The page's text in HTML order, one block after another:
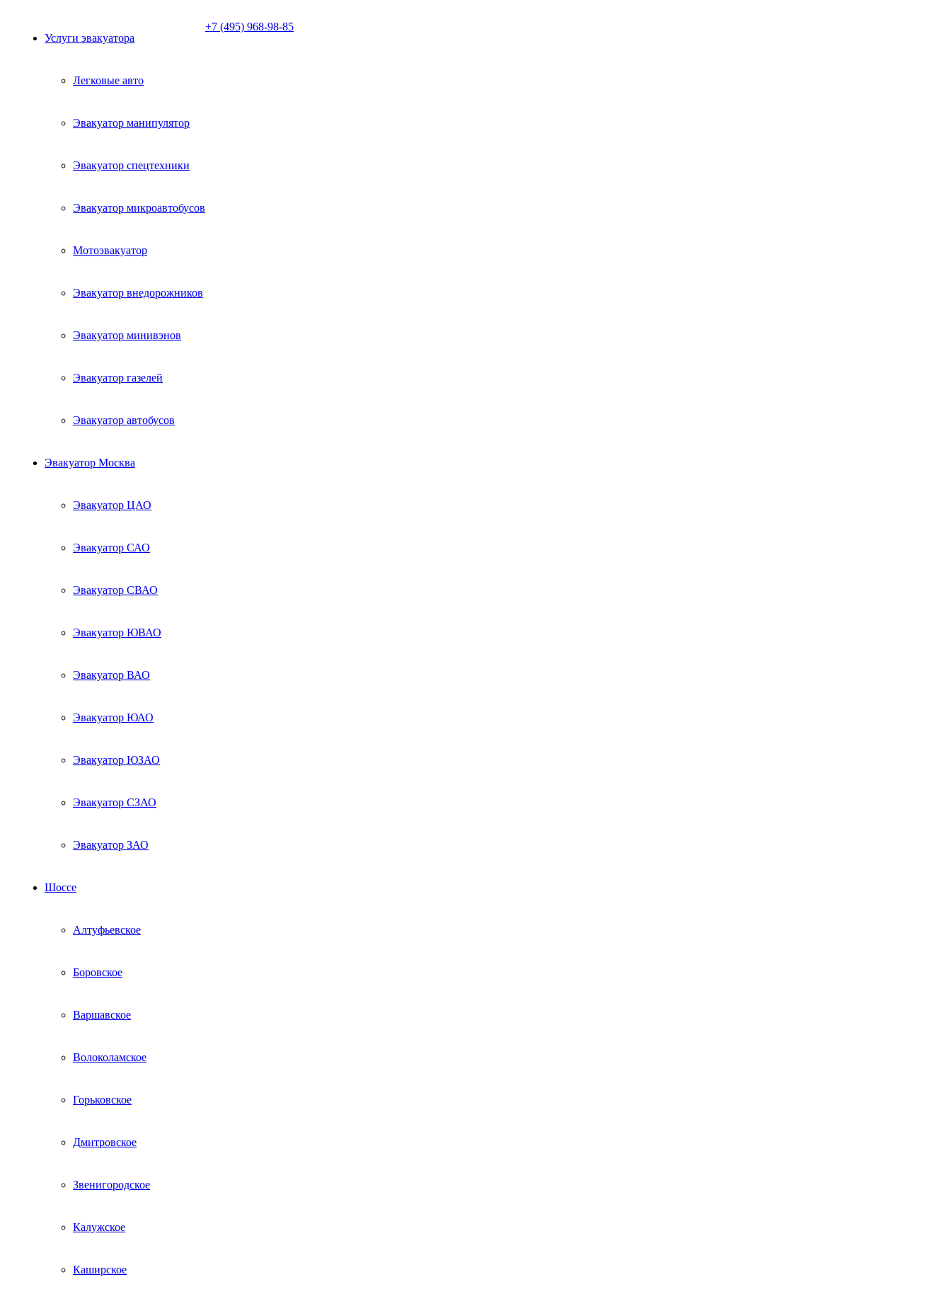
Услуги эвакуатора
Легковые авто
Эвакуатор манипулятор
Эвакуатор спецтехники
Эвакуатор микроавтобусов
Мотоэвакуатор
Эвакуатор внедорожников
Эвакуатор минивэнов
Эвакуатор газелей
Эвакуатор автобусов
Эвакуатор Москва
Эвакуатор ЦАО
Эвакуатор САО
Эвакуатор СВАО
Эвакуатор ЮВАО
Эвакуатор ВАО
Эвакуатор ЮАО
Эвакуатор ЮЗАО
Эвакуатор СЗАО
Эвакуатор ЗАО
Шоссе
Алтуфьевское
Боровское
Варшавское
Волоколамское
Горьковское
Дмитровское
Звенигородское
Калужское
Каширское
+7 (495) 968-98-85